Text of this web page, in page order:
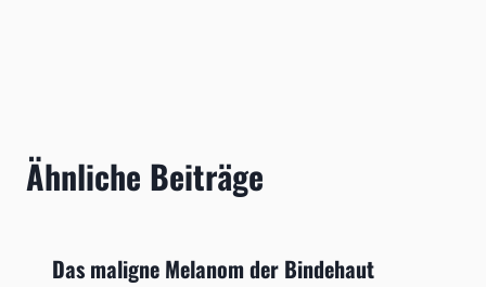
Ähnliche Beiträge
Das maligne Melanom der Bindehaut